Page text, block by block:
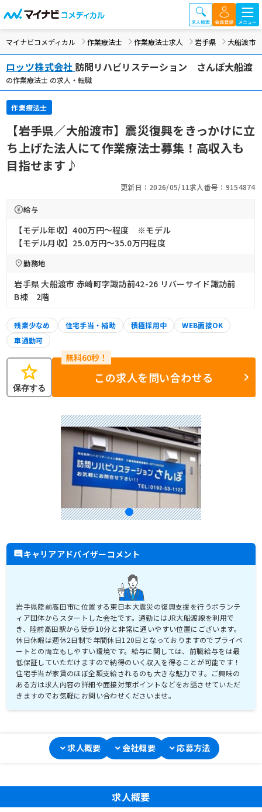
マイナビコメディカル 作業療法士 作業療法士求人 岩手県 大船渡市
ロッツ株式会社 訪問リハビリステーション さんぽ大船渡
の作業療法士 の求人・転職
作業療法士
【岩手県／大船渡市】震災復興をきっかけに立
ち上げた法人にて作業療法士募集！高収入も
目指せます♪
更新日：2026/05/11求人番号：9154874
給与
【モデル年収】400万円〜程度 ※モデル
【モデル月収】25.0万円〜35.0万円程度
勤務地
岩手県 大船渡市 赤崎町字諏訪前42-26 リバーサイド諏訪前
B棟 2階
残業少なめ 住宅手当・補助 積極採用中
WEB面接OK
車通勤可
star
保存する
この求人を問い合わせる
キャリアアドバイザーコメント
岩手県陸前高田市に位置する東日本大震災の復興支援を行うボランテ
ィア団体からスタートした会社です。通勤にはJR大船渡線を利用で
き、陸前高田駅から徒歩10分と非常に通いやすい位置にございます。
休日休暇は週休2日制で年間休日120日となっておりますのでプライベ
ートとの両立もしやすい環境です。給与に関しては、前職給与をは最
低保証していただけますので納得のいく収入を得ることが可能です！
住宅手当が家賃のほぼ全額支給されるのも大きな魅力です。ご興味の
ある方は求人内容の詳細や面接対策ポイントなどをお話させていただ
きますのでお気軽にお問い合わせくださいませ。
求人概要 会社概要 応募方法
求人概要